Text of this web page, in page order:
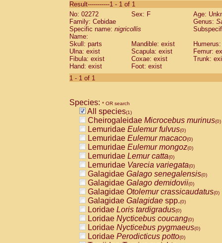
CebidaeSaguinus labiatus(0)
Cebidae Saguinus leucopus (0)
Cebidae
CebidaeSaguinus mystax
Cebidae Saguinus nigricollis (1)
Cebidae Saguinus oedipus
Cebidae Saguinus weddelli
Cebidae Saguinusspp.
Cebidae
CebidaeCebus capucinus
CebidaeCebus nigrivittatus
CebidaeCebus spp.(0)
CebidaeSaimiri boliviensis(0)
CebidaeSaimiri sciureus(0)
AtelidaeAlouatta caraya(0)
AtelidaeAlouatta fusca(0)
AtelidaeAlouatta seniculus(0)
AtelidaeAlouattaspp.(0)
AtelidaeAteles belzebuth(0)
AtelidaeAteles geoffroyi(0)
AtelidaeAteles paniscus(0)
AtelidaeAtelesspp.(0)
AtelidaeLagothrix lagothricha(0)
AtelidaeLagothrix lagothricha cana
PitheciidaeCacajao calvus
Result-----------1 - 1 of 1
No: 02272
Sex: F
Age:
Family: Cebidae
Genus:
Specific name: nigricollis
Name:
Skull: parts
Mandible: exist
Ulna: exist
Scapula: exist
Femur:
Fibula: exist
Coxae: exist
Trunk:
Hand: exist
Foot: exist
1 - 1 of 1
Species: * OR search
All species(1)
Cheirogaleidae Microcebus murinus(0)
Lemuridae Eulemur fulvus(0)
Lemuridae Eulemur macaco(0)
Lemuridae Eulemur mongoz(0)
Lemuridae Lemur catta(0)
Lemuridae Varecia variegata(0)
Galagidae Galago senegalensis(0)
Galagidae Galago demidovii(0)
Galagidae Otolemur crassicaudatus(0)
Galagidae Galagidae spp.(0)
Loridae Loris tardigradus(0)
Loridae Nycticebus coucang(0)
Loridae Nycticebus pygmaeus(0)
Loridae Perodicticus potto(0)